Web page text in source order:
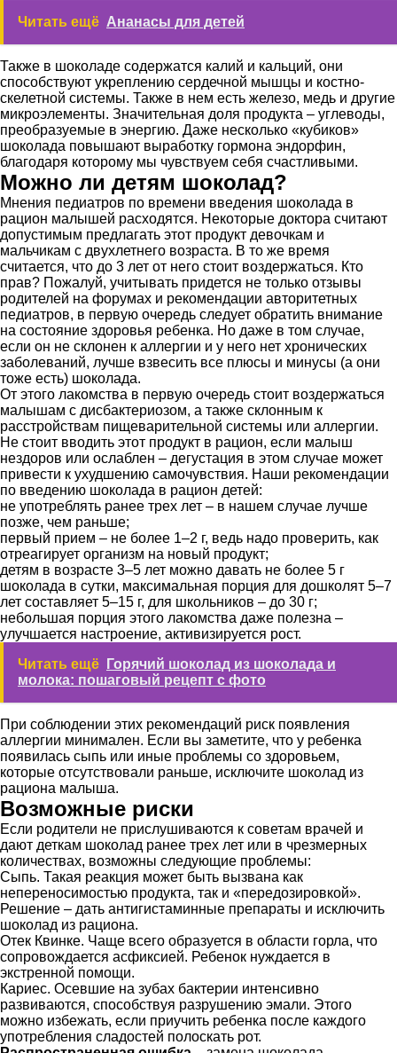
Читать ещё Ананасы для детей
Также в шоколаде содержатся калий и кальций, они
способствуют укреплению сердечной мышцы и костно-
скелетной системы. Также в нем есть железо, медь и другие
микроэлементы. Значительная доля продукта – углеводы,
преобразуемые в энергию. Даже несколько «кубиков»
шоколада повышают выработку гормона эндорфин,
благодаря которому мы чувствуем себя счастливыми.
Можно ли детям шоколад?
Мнения педиатров по времени введения шоколада в
рацион малышей расходятся. Некоторые доктора считают
допустимым предлагать этот продукт девочкам и
мальчикам с двухлетнего возраста. В то же время
считается, что до 3 лет от него стоит воздержаться. Кто
прав? Пожалуй, учитывать придется не только отзывы
родителей на форумах и рекомендации авторитетных
педиатров, в первую очередь следует обратить внимание
на состояние здоровья ребенка. Но даже в том случае,
если он не склонен к аллергии и у него нет хронических
заболеваний, лучше взвесить все плюсы и минусы (а они
тоже есть) шоколада.
От этого лакомства в первую очередь стоит воздержаться
малышам с дисбактериозом, а также склонным к
расстройствам пищеварительной системы или аллергии.
Не стоит вводить этот продукт в рацион, если малыш
нездоров или ослаблен – дегустация в этом случае может
привести к ухудшению самочувствия. Наши рекомендации
по введению шоколада в рацион детей:
не употреблять ранее трех лет – в нашем случае лучше
позже, чем раньше;
первый прием – не более 1–2 г, ведь надо проверить, как
отреагирует организм на новый продукт;
детям в возрасте 3–5 лет можно давать не более 5 г
шоколада в сутки, максимальная порция для дошколят 5–7
лет составляет 5–15 г, для школьников – до 30 г;
небольшая порция этого лакомства даже полезна –
улучшается настроение, активизируется рост.
Читать ещё
Горячий шоколад из шоколада и
молока: пошаговый рецепт с фото
При соблюдении этих рекомендаций риск появления
аллергии минимален. Если вы заметите, что у ребенка
появилась сыпь или иные проблемы со здоровьем,
которые отсутствовали раньше, исключите шоколад из
рациона малыша.
Возможные риски
Если родители не прислушиваются к советам врачей и
дают деткам шоколад ранее трех лет или в чрезмерных
количествах, возможны следующие проблемы:
Сыпь. Такая реакция может быть вызвана как
непереносимостью продукта, так и «передозировкой».
Решение – дать антигистаминные препараты и исключить
шоколад из рациона.
Отек Квинке. Чаще всего образуется в области горла, что
сопровождается асфиксией. Ребенок нуждается в
экстренной помощи.
Кариес. Осевшие на зубах бактерии интенсивно
развиваются, способствуя разрушению эмали. Этого
можно избежать, если приучить ребенка после каждого
употребления сладостей полоскать рот.